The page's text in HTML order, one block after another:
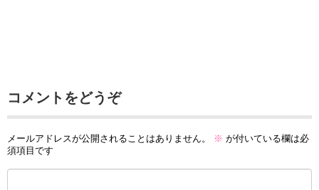
コメントをどうぞ
メールアドレスが公開されることはありません。 ※ が付いている欄は必
須項目です